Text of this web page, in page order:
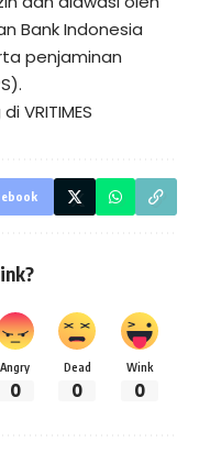
Bank Indonesia
penjaminan
diVRITIMES
Angry
0
Dead
0
Wink
0